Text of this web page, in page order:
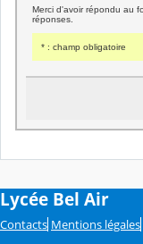
Lycée Bel Air
Contacts Mentions légales